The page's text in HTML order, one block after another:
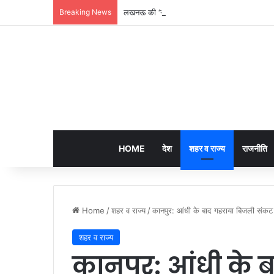
Breaking News लखनऊ की ‘समिट बिल्डिंग’ में चल रहा था 200
HOME देश शहर व राज्य राजनीति
Home /शहर व राज्य /कानपुर: आंधी के बाद गहराया बिजली
शहर व राज्य
कानपुर: आंधी के